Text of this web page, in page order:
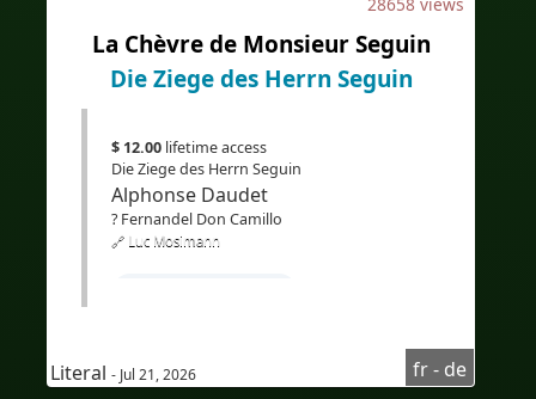
#EdTech
#eLearning
#Übersetzung
La Chèvre de Monsieur Seguin
Die Ziege des Herrn Seguin
$ 12.00 lifetime access
Die Ziege des Herrn Seguin
Alphonse Daudet
? Fernandel Don Camillo
🔗 Luc Mosimann
#HörverstehenFranzösisch
Literal - Jul 21, 2026 fr - de